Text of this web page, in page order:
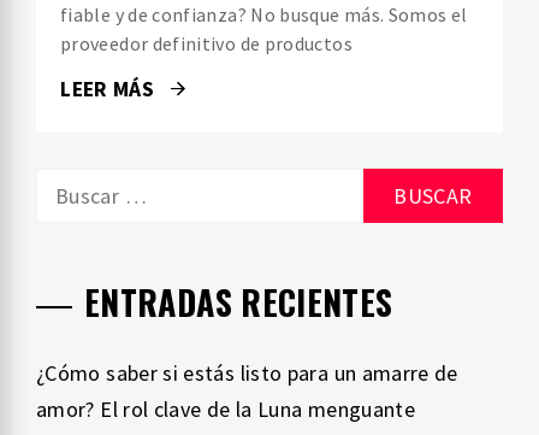
fiable y de confianza? No busque más. Somos el
proveedor definitivo de productos
LEER MÁS
Buscar:
ENTRADAS RECIENTES
¿Cómo saber si estás listo para un amarre de
amor? El rol clave de la Luna menguante